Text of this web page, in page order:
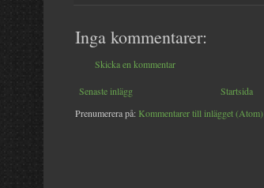
Inga kommentarer:
Skicka en kommentar
Senaste inlägg
Startsida
Prenumerera på: Kommentarer till inlägget (Atom)